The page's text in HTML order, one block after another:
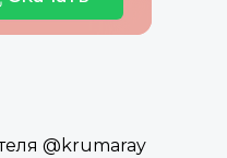
@krumaray